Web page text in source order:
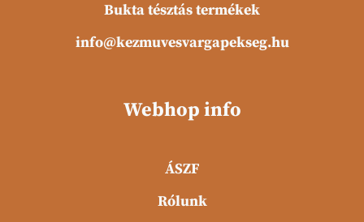
Bukta tésztás termékek
info@kezmuvesvargapekseg.hu
Webhop info
ÁSZF
Rólunk